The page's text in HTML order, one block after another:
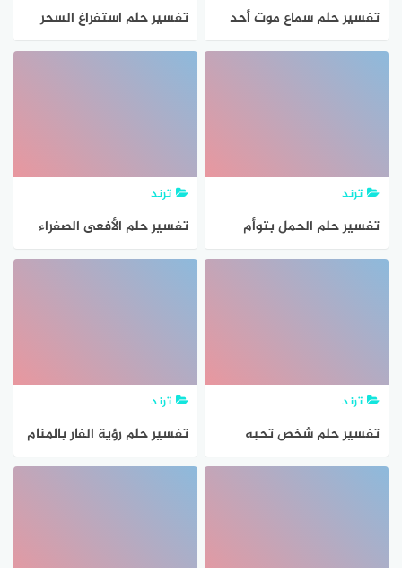
تفسير حلم سماع موت أحد
الأقارب
تفسير حلم استفراغ السحر
في منام
ترند
تفسير حلم الحمل بتوأم
للمتزوجة وهي غير حامل
ترند
تفسير حلم الأفعى الصفراء
في منام العزباء والمتزوجة
ترند
تفسير حلم شخص تحبه
يتكلم معك
ترند
تفسير حلم رؤية الفار بالمنام